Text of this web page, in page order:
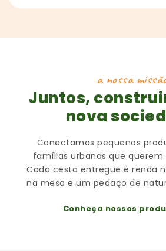
a nossa
Juntos,
nova
Conectamos pequenos
famílias urbanas que
Cada cesta entregue é renda
na mesa e um pedaço de
Conheça nossos